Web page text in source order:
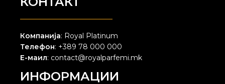
Компанија: Royal Platinum
Телефон: +389 78 000 000
Е-маил: contact@royalparfemi.mk
ИНФОРМАЦИИ